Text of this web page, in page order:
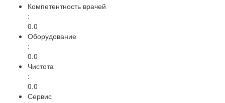
Компетентность врачей
:
0.0
Оборудование
:
0.0
Чистота
:
0.0
Сервис